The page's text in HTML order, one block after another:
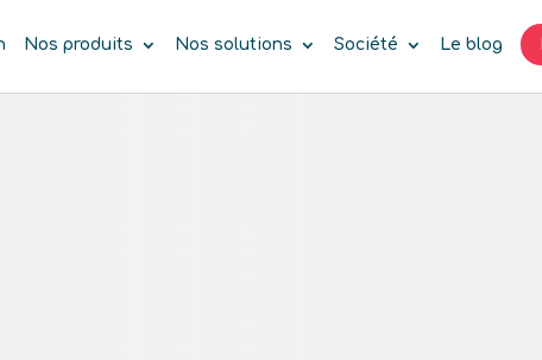
Nos produits Nos solutions Société Le blog